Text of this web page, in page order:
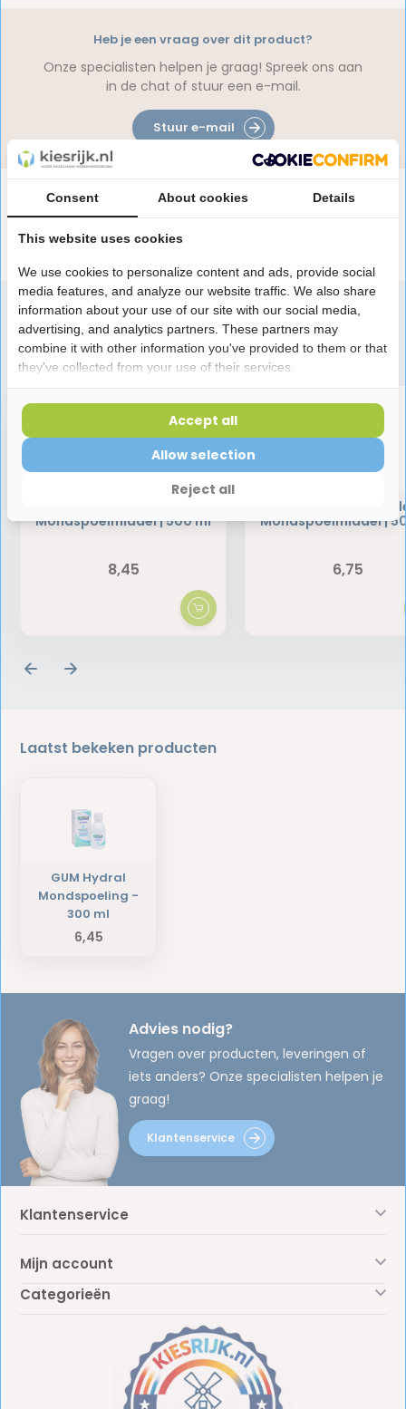
Productomschrijving
Heb je een vraag over dit product?
Onze specialisten helpen je graag! Spreek ons aan
in de chat of stuur een e-mail.
Stuur e-mail
Speciaal aanbevolen voor jou
Mondspoelmiddel | 500 ml
8,45
Vitis Gezond
Mondspoelmiddel |
6,75
Laatst bekeken producten
GUM Hydral
Mondspoeling -
300 ml
6,45
Advies nodig?
Vragen over producten, leveringen of
iets anders? Onze specialisten helpen je
graag!
Klantenservice
Klantenservice
Mijn account
Categorieën
Consent About cookies Details
This website uses cookies
We use cookies to personalize content and ads, provide social
media features, and analyze our website traffic. We also share
information about your use of our site with our social media,
advertising, and analytics partners. These partners may
combine it with other information you've provided to them or that
they've collected from your use of their services.
Reject all
Allow selection
Accept all